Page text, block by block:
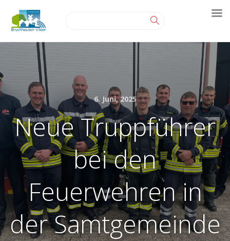
6. Juni, 2025
Neue Truppführer
bei den
Feuerwehren in
der Samtgemeinde